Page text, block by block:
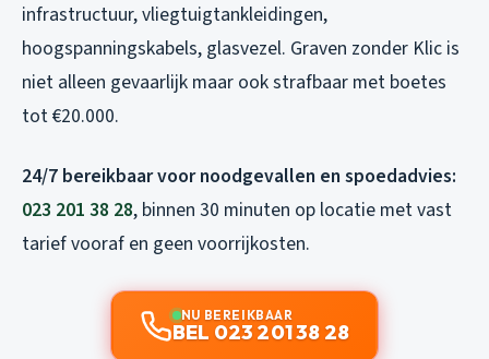
infrastructuur, vliegtuigtankleidingen,
hoogspanningskabels, glasvezel. Graven zonder Klic is
niet alleen gevaarlijk maar ook strafbaar met boetes
tot €20.000.
24/7 bereikbaar voor noodgevallen en spoedadvies:
023 201 38 28, binnen 30 minuten op locatie met vast
tarief vooraf en geen voorrijkosten.
NU BEREIKBAAR
BEL 023 201 38 28